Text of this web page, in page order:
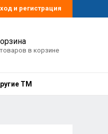
и регистрация
в корзине
ТМ